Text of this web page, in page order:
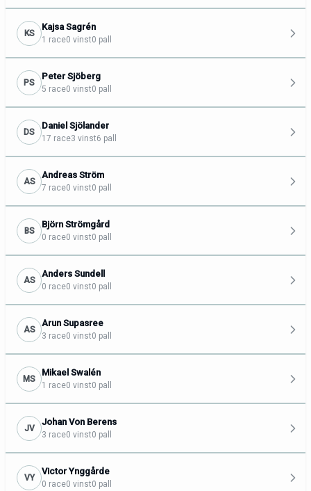
KS
Kajsa Sagrén
1 race0 vinst0 pall
PS
Peter Sjöberg
5 race0 vinst0 pall
DS
Daniel Sjölander
17 race3 vinst6 pall
AS
Andreas Ström
7 race0 vinst0 pall
BS
Björn Strömgård
0 race0 vinst0 pall
AS
Anders Sundell
0 race0 vinst0 pall
AS
Arun Supasree
3 race0 vinst0 pall
MS
Mikael Swalén
1 race0 vinst0 pall
JV
Johan Von Berens
3 race0 vinst0 pall
VY
Victor Ynggårde
0 race0 vinst0 pall